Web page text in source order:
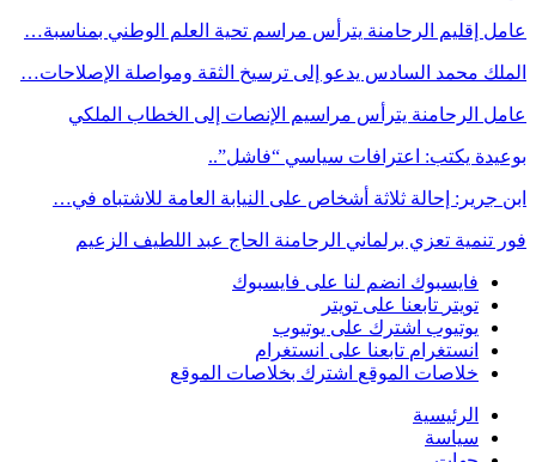
عامل إقليم الرحامنة يترأس مراسم تحية العلم الوطني بمناسبة…
الملك محمد السادس يدعو إلى ترسيخ الثقة ومواصلة الإصلاحات…
عامل الرحامنة يترأس مراسيم الإنصات إلى الخطاب الملكي
بوعيدة يكتب: اعترافات سياسي “فاشل”..
ابن جرير: إحالة ثلاثة أشخاص على النيابة العامة للاشتباه في…
فور تنمية تعزي برلماني الرحامنة الحاج عبد اللطيف الزعيم
فايسبوك انضم لنا على فايسبوك
تويتر تابعنا على تويتر
يوتيوب اشترك على يوتيوب
انستغرام تابعنا على انستغرام
خلاصات الموقع اشترك بخلاصات الموقع
الرئيسية
سياسة